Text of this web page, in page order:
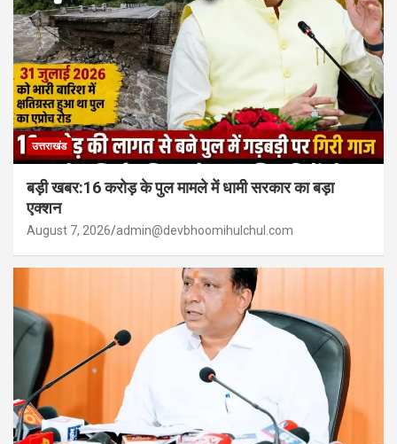
उत्तराखंड
बड़ी खबर:16 करोड़ के पुल मामले में धामी सरकार का बड़ा
एक्शन
August 7, 2026 admin@devbhoomihulchul.com